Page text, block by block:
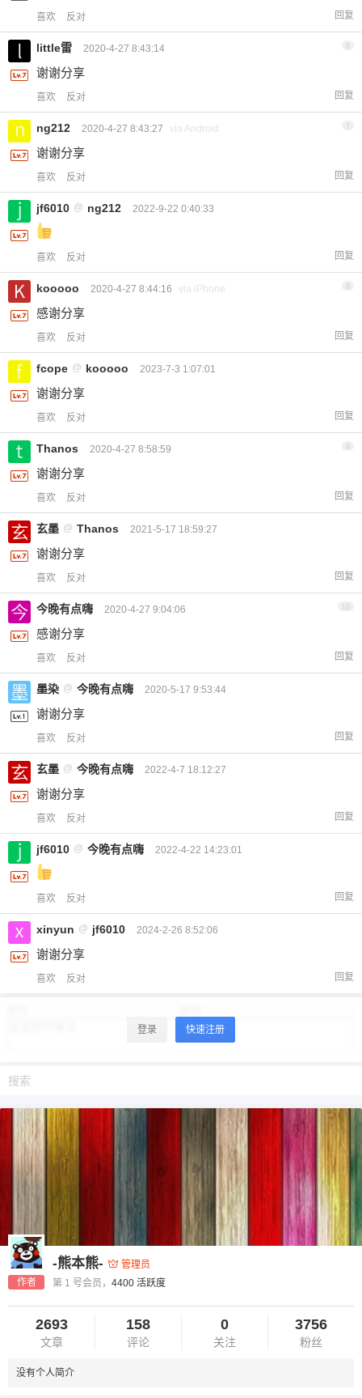
喜欢 反对 回复
little雷 2020-4-27 8:43:14
谢谢分享
喜欢 反对 回复
ng212 2020-4-27 8:43:27 via Android 7
谢谢分享
喜欢 反对 回复
jf6010 @ ng212 2022-9-22 0:40:33
喜欢 反对 回复
kooooo 2020-4-27 8:44:16 via iPhone
感谢分享
喜欢 反对 回复
fcope @ kooooo 2023-7-3 1:07:01
谢谢分享
喜欢 反对 回复
Thanos 2020-4-27 8:58:59 9
谢谢分享
喜欢 反对 回复
玄墨 @ Thanos 2021-5-17 18:59:27
谢谢分享
喜欢 反对 回复
今晚有点嗨 2020-4-27 9:04:06
感谢分享
喜欢 反对 回复
墨染 @ 今晚有点嗨 2020-5-17 9:53:44
谢谢分享
喜欢 反对 回复
玄墨 @ 今晚有点嗨 2022-4-7 18:12:27
谢谢分享
喜欢 反对 回复
jf6010 @ 今晚有点嗨 2022-4-22 14:23:01
喜欢 反对 回复
xinyun @ jf6010 2024-2-26 8:52:06
谢谢分享
喜欢 反对 回复
登录 快速注册
作者
-熊本熊-
管理员
第 1 号会员， 4400 活跃度
2693
文章
158
评论
0
关注
3756
粉丝
没有个人简介